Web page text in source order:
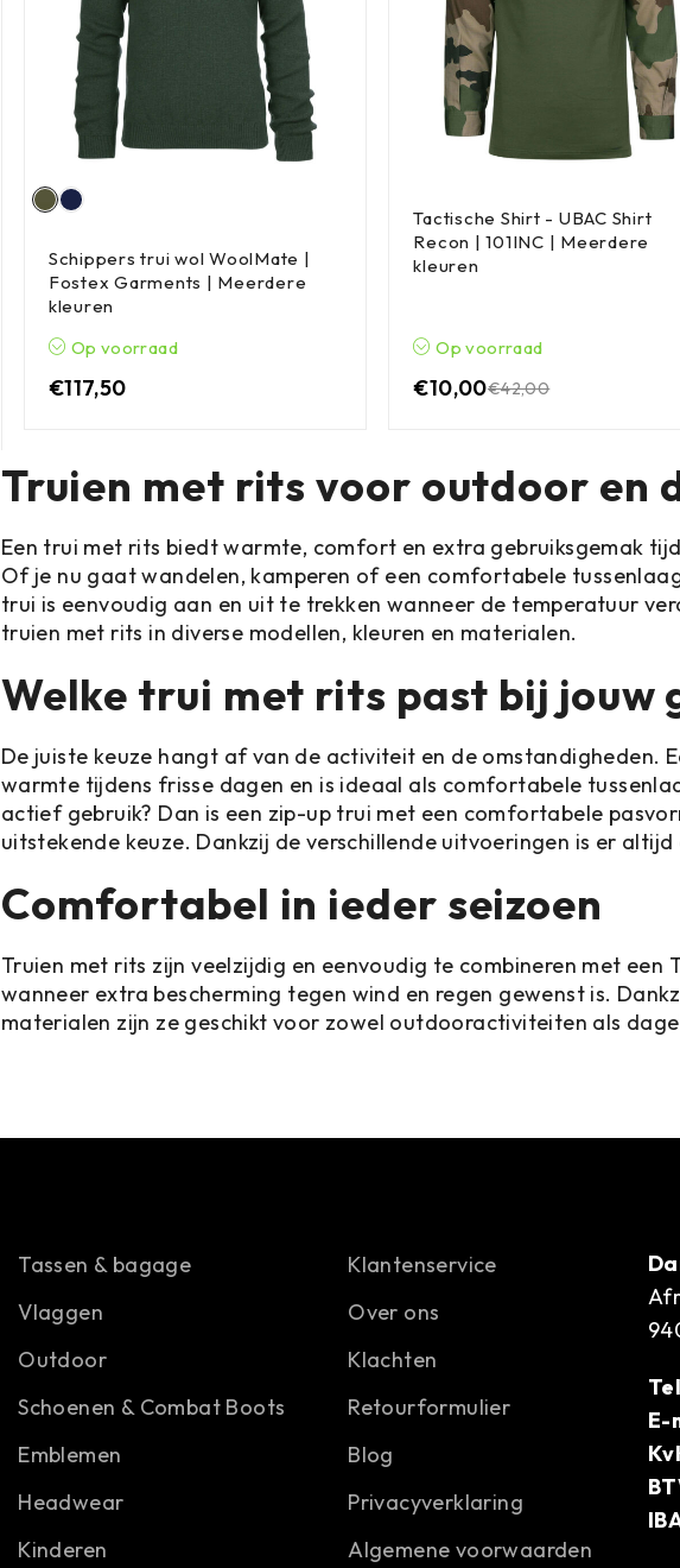
Schippers trui wol WoolMate |
Fostex Garments | Meerdere
kleuren
Op voorraad
€117,50
Tactische Shirt - UBAC Shirt
Recon | 101INC | Meerdere
kleuren
Op voorraad
€42,00
€10,00
Truien met rits voor outdoor en
Een trui met rits biedt warmte, comfort en extra gebruiksgemak
Of je nu gaat wandelen, kamperen of een comfortabele
trui is eenvoudig aan en uit te trekken wanneer de temperatuur
truien met rits in diverse modellen, kleuren en materialen.
Welke trui met rits past bij jouw
De juiste keuze hangt af van de activiteit en de omstandigheden.
warmte tijdens frisse dagen en is ideaal als comfortabele
actief gebruik? Dan is een zip-up trui met een comfortabele
uitstekende keuze. Dankzij de verschillende uitvoeringen is er
Comfortabel in ieder seizoen
Truien met rits zijn veelzijdig en eenvoudig te combineren met
wanneer extra bescherming tegen wind en regen gewenst is.
materialen zijn ze geschikt voor zowel outdooractiviteiten als
Tassen & bagage
Vlaggen
Outdoor
Schoenen & Combat Boots
Emblemen
Headwear
Kinderen
Klantenservice
Over ons
Klachten
Retourformulier
Blog
Privacyverklaring
Algemene voorwaarden
E-